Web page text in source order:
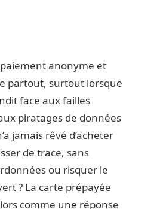
anonyme et
partout, surtout lorsque
face aux failles
piratages de données
jamais rêvé d’acheter
de trace, sans
ou risquer le
? La carte prépayée
comme une réponse